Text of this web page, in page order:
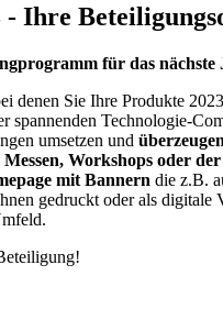
Ihre
für das nächste
denen Sie Ihre Produkte
spannenden Technologie-
umsetzen und
Messen, Workshops oder
mit Bannern die z.B.
gedruckt oder als digitale